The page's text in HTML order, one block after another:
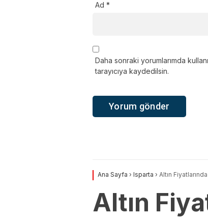
Ad *
Daha sonraki yorumlarımda
tarayıcıya kaydedilsin.
Ana Sayfa › Isparta › Altın
Altın